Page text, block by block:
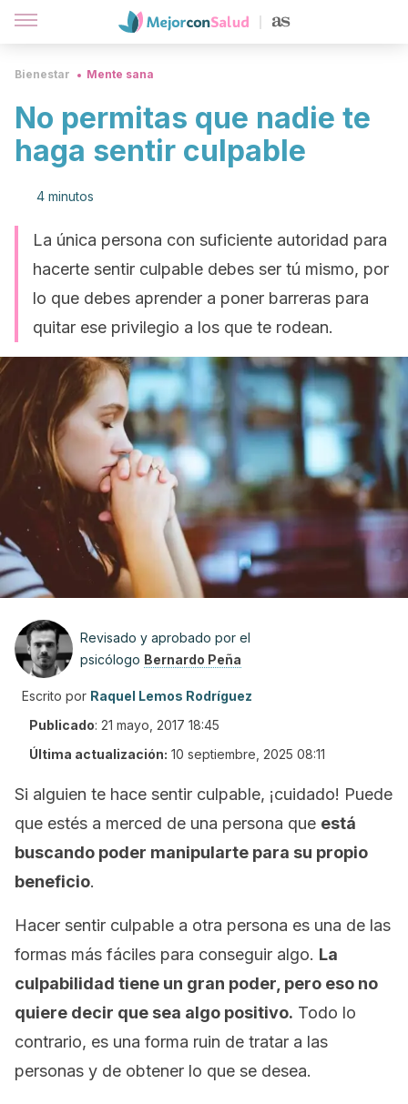
Bienestar Mente sana
No permitas que nadie te
haga sentir culpable
4 minutos
La única persona con suficiente autoridad para
hacerte sentir culpable debes ser tú mismo, por
lo que debes aprender a poner barreras para
quitar ese privilegio a los que te rodean.
Revisado y aprobado por el
psicólogo Bernardo Peña
Escrito por Raquel Lemos Rodríguez
Publicado: 21 mayo, 2017 18:45
Última actualización: 10 septiembre, 2025 08:11
Si alguien te hace sentir culpable, ¡cuidado! Puede
que estés a merced de una persona que está
buscando poder manipularte para su propio
beneficio.
Hacer sentir culpable a otra persona es una de las
formas más fáciles para conseguir algo. La
culpabilidad tiene un gran poder, pero eso no
quiere decir que sea algo positivo. Todo lo
contrario, es una forma ruin de tratar a las
personas y de obtener lo que se desea.